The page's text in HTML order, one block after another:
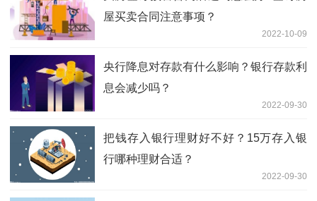
屋买卖合同注意事项？
2022-10-09
央行降息对存款有什么影响？银行存款利
息会减少吗？
2022-09-30
把钱存入银行理财好不好？15万存入银
行哪种理财合适？
2022-09-30